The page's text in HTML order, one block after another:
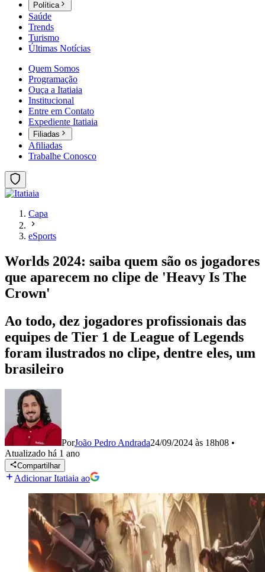
Política
Saúde
Trends
Turismo
Últimas Notícias
Quem Somos
Programação
Ouça a Itatiaia
Institucional
Entre em Contato
Expediente Itatiaia
Filiadas
Afiliadas
Trabalhe Conosco
Capa
eSports
Worlds 2024: saiba quem são os jogadores
que aparecem no clipe de 'Heavy Is The
Crown'
Ao todo, dez jogadores profissionais das
equipes de Tier 1 de League of Legends
foram ilustrados no clipe, dentre eles, um
brasileiro
PorJoão Pedro Andrada24/09/2024 às 18h08 •
Atualizado há 1 ano
Compartilhar
Adicionar Itatiaia ao